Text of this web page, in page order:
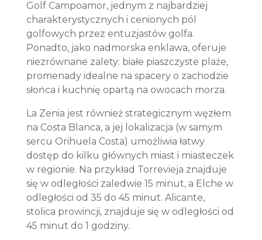
Golf Campoamor, jednym z najbardziej
charakterystycznych i cenionych pól
golfowych przez entuzjastów golfa.
Ponadto, jako nadmorska enklawa, oferuje
niezrównane zalety: białe piaszczyste plaże,
promenady idealne na spacery o zachodzie
słońca i kuchnię opartą na owocach morza.
La Zenia jest również strategicznym węzłem
na Costa Blanca, a jej lokalizacja (w samym
sercu Orihuela Costa) umożliwia łatwy
dostęp do kilku głównych miast i miasteczek
w regionie. Na przykład Torrevieja znajduje
się w odległości zaledwie 15 minut, a Elche w
odległości od 35 do 45 minut. Alicante,
stolica prowincji, znajduje się w odległości od
45 minut do 1 godziny.